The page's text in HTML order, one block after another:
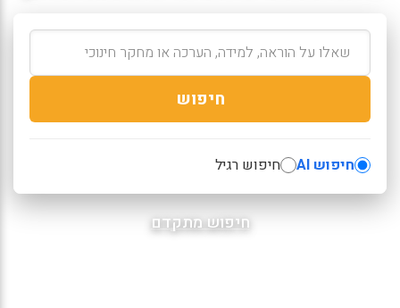
חיפוש
חיפוש AI חיפוש רגיל
חיפוש מתקדם